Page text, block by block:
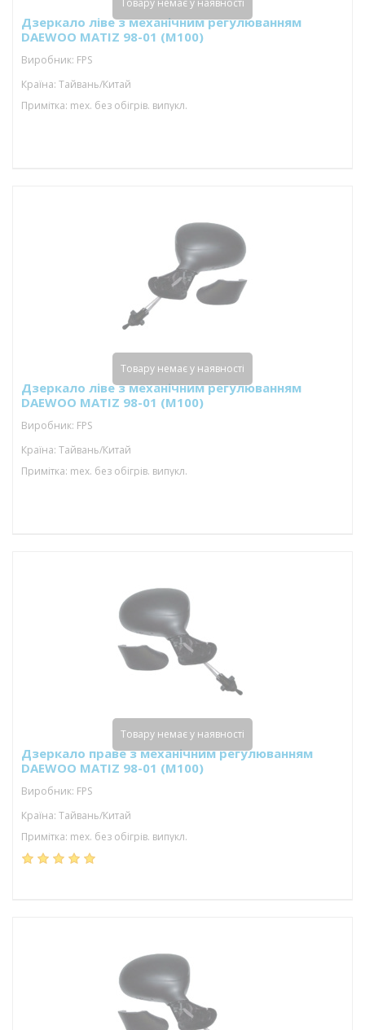
Дзеркало ліве з механічним регулюванням
DAEWOO MATIZ 98-01 (M100)
Виробник: FPS
Країна: Тайвань/Китай
Примітка: mex. без обігрів. випукл.
Дзеркало ліве з механічним регулюванням
DAEWOO MATIZ 98-01 (M100)
Виробник: FPS
Країна: Тайвань/Китай
Примітка: mex. без обігрів. випукл.
Товару немає у наявності
Дзеркало праве з механічним регулюванням
DAEWOO MATIZ 98-01 (M100)
Виробник: FPS
Країна: Тайвань/Китай
Примітка: mex. без обігрів. випукл.
Товару немає у наявності